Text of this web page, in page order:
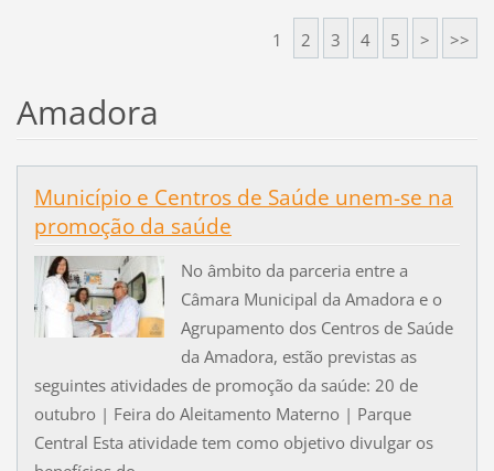
1 2 3 4 5 > >>
Amadora
Município e Centros de Saúde unem-se na
promoção da saúde
No âmbito da parceria entre a
Câmara Municipal da Amadora e o
Agrupamento dos Centros de Saúde
da Amadora, estão previstas as
seguintes atividades de promoção da saúde: 20 de
outubro | Feira do Aleitamento Materno | Parque
Central Esta atividade tem como objetivo divulgar os